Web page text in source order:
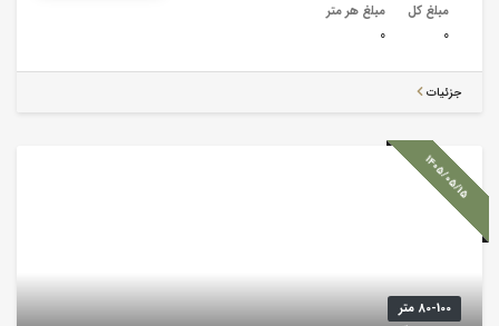
مبلغ کل
0
مبلغ هر متر
0
جزئیات
1405/05/15
80-100 متر